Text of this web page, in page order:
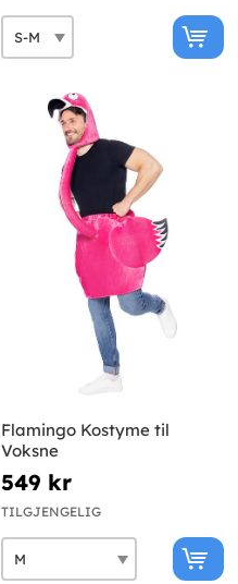
Flamingo Kostyme til
Voksne
549 kr
TILGJENGELIG